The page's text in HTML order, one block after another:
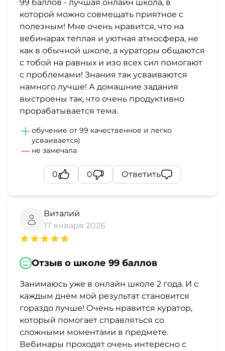
99 баллов - лучшая онлайн школа, в
которой можно совмещать приятное с
полезным! Мне очень нравится, что на
вебинарах теплая и уютная атмосфера, не
как в обычной школе, а кураторы общаются
с тобой на равных и изо всех сил помогают
с проблемами! Знания так усваиваются
намного лучше! А домашние задания
выстроены так, что очень продуктивно
прорабатывается тема.
обучение от 99 качественное и легко
усваивается)
не замечала
0 0 Ответить
Виталий
17 января 2026
Отзыв о школе 99 баллов
Занимаюсь уже в онлайн школе 2 года. И с
каждым днем мой результат становится
гораздо лучше! Очень нравится куратор,
который помогает справляться со
сложными моментами в предмете.
Вебинары проходят очень интересно с